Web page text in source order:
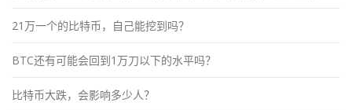
21万一个的比特币，自己能挖到吗？
BTC还有可能会回到1万刀以下的水平吗？
比特币大跌，会影响多少人？